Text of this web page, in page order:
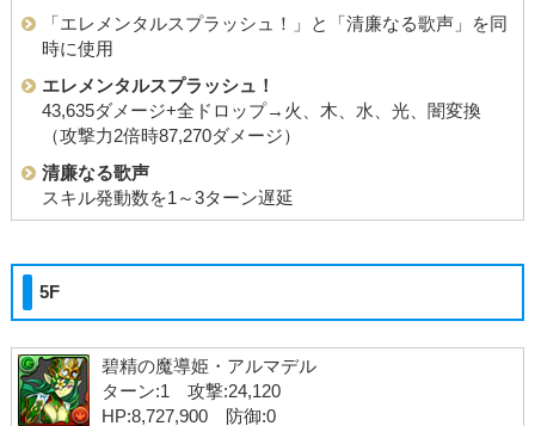
「エレメンタルスプラッシュ！」と「清廉なる歌声」を同
時に使用
エレメンタルスプラッシュ！
43,635ダメージ+全ドロップ→火、木、水、光、闇変換
（攻撃力2倍時87,270ダメージ）
清廉なる歌声
スキル発動数を1～3ターン遅延
5F
碧精の魔導姫・アルマデル
ターン:1 攻撃:24,120
HP:8,727,900 防御:0